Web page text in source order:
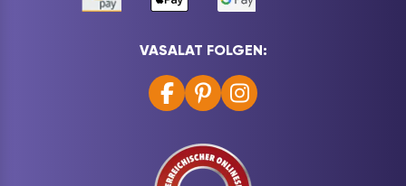
VASALAT FOLGEN: